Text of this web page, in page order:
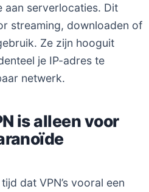
aan serverlocaties. Dit
streaming, downloaden of
Ze zijn hooguit
je IP-adres te
netwerk.
is alleen voor
dat VPN’s vooral een